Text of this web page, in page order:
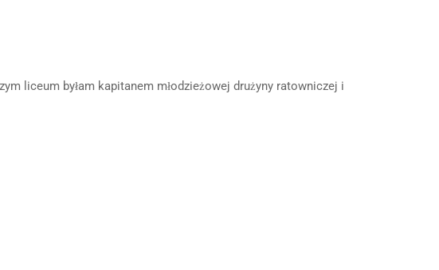
liceum byłam kapitanem młodzieżowej drużyny ratowniczej i